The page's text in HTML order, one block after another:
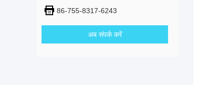
86-755-8317-6243
अब संपर्क करें